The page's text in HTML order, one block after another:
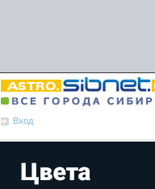
Вход